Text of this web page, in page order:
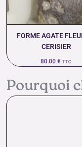
FORME AGATE
CERISIER
80.00€ TTC
Pourquoi